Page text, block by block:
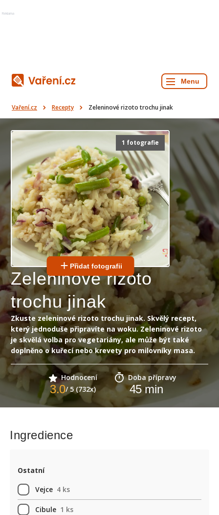
Reklama
Vaření.cz Recepty Zeleninové rizoto trochu jinak
1 fotografie
Přidat fotografii
Zeleninové rizoto
trochu jinak
Zkuste zeleninové rizoto trochu jinak. Skvělý recept,
který jednoduše připravíte na woku. Zeleninové rizoto
je skvělá volba pro vegetariány, ale může být také
doplněno o kuřecí nebo krevety pro milovníky masa.
Hodnocení
3.0/ 5 (732x)
Doba přípravy
45min
Ingredience
Ostatní
Vejce 4 ks
Cibule 1 ks